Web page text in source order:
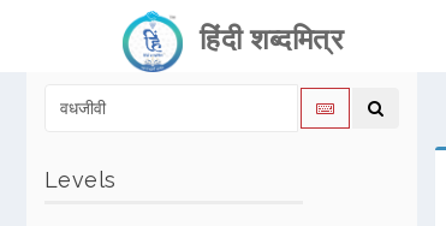
हिंदी शब्दमित्र
Levels